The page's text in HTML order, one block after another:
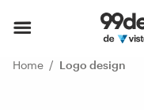
Home Logo design